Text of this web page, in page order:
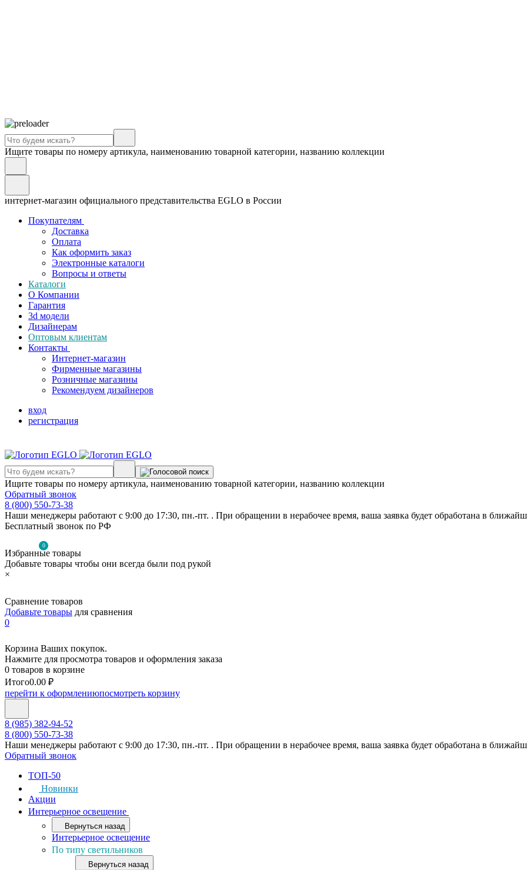
Ищите товары по номеру артикула, наименованию товарной категории, названию коллекции
интернет-магазин официального представительства EGLO в России
Покупателям
Доставка
Оплата
Как оформить заказ
Электронные каталоги
Вопросы и ответы
Каталоги
О Компании
Гарантия
3d модели
Дизайнерам
Оптовым клиентам
Контакты
Интернет-магазин
Фирменные магазины
Розничные магазины
Рекомендуем дизайнеров
вход
регистрация
Ищите товары по номеру артикула, наименованию товарной категории, названию коллекции
Обратный звонок
8 (800) 550-73-38
Наши менеджеры работают с 9:00 до 17:30, пн.-пт. . При обращении в нерабочее время, ваша заявка будет обработана в
Бесплатный звонок по РФ
0
Избранные товары
Добавьте товары чтобы они всегда были под рукой
×
Сравнение товаров
Добавьте товары для сравнения
0
Корзина Ваших покупок.
Нажмите для просмотра товаров и оформления заказа
0 товаров в корзине
Итого0.00 ₽
перейти к оформлениюпосмотреть корзину
8 (985) 382-94-52
8 (800) 550-73-38
Наши менеджеры работают с 9:00 до 17:30, пн.-пт. . При обращении в нерабочее время, ваша заявка будет обработана в
Обратный звонок
ТОП-50
Новинки
Акции
Интерьерное освещение
Вернуться назад
Интерьерное освещение
По типу светильников
Вернуться назад